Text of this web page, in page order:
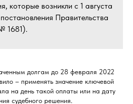
которые возникли с 1 августа
Правительства
1681).
долгам до 28 февраля 2022
– применять значение ключевой
на день такой оплаты или на дату
судебного решения.